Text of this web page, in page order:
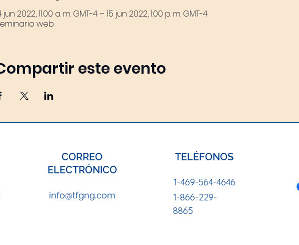
jun 2022, 11:00 a. m. GMT-4 – 15 jun 2022, 1:00 p. m. GMT-4
web
este evento
CORREO
ELECTRÓNICO
info@tfgng.com
TELÉFONOS
1-469-564-4646
1-866-229-
8865